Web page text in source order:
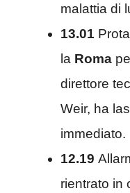
malattia di
13.01
la Roma
direttore
Weir, ha
immediato.
12.19
rientrato in